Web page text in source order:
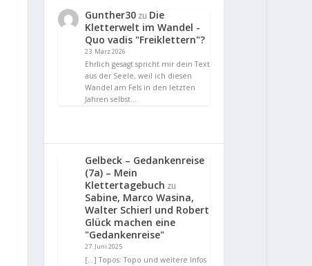
Gunther30 zu Die
Kletterwelt im Wandel -
Quo vadis "Freiklettern"?
23. März 2026
Ehrlich gesagt spricht mir dein Text
aus der Seele, weil ich diesen
Wandel am Fels in den letzten
Jahren selbst…
Gelbeck – Gedankenreise
(7a) – Mein
Klettertagebuch zu
Sabine, Marco Wasina,
Walter Schierl und Robert
Glück machen eine
"Gedankenreise"
27. Juni 2025
[…] Topos: Topo und weitere Infos